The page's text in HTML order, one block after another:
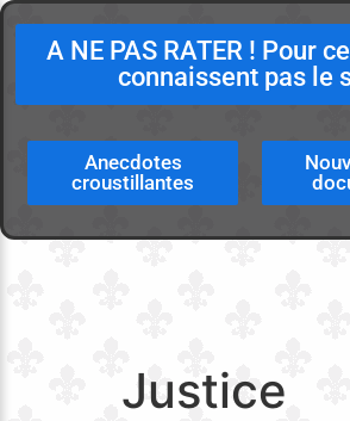
A NE PAS RATER ! Pour
connaissent pas le
Anecdotes
croustillantes
Justice